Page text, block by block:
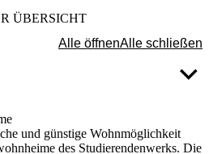
ÜBERSICHT
Alle öffnenAlle schließen
und günstige Wohnmöglichkeit
des Studierendenwerks. Die